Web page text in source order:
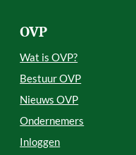
OVP
Wat is OVP?
Bestuur OVP
Nieuws OVP
Ondernemers
Inloggen